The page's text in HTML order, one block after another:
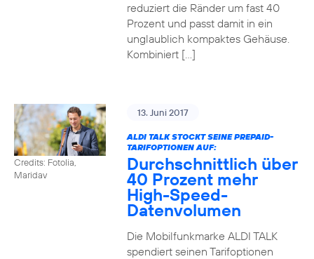
reduziert die Ränder um fast 40
Prozent und passt damit in ein
unglaublich kompaktes Gehäuse.
Kombiniert […]
Credits: Fotolia,
Maridav
13. Juni 2017
ALDI TALK STOCKT SEINE PREPAID-
TARIFOPTIONEN AUF:
Durchschnittlich über
40 Prozent mehr
High-Speed-
Datenvolumen
Die Mobilfunkmarke ALDI TALK
spendiert seinen Tarifoptionen